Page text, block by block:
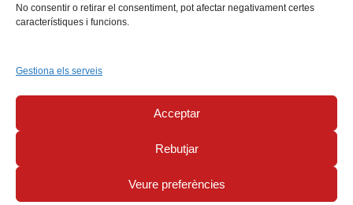
No consentir o retirar el consentiment, pot afectar negativament certes
característiques i funcions.
Gestiona els serveis
Acceptar
Rebutjar
Veure preferències
Canal de denúncies